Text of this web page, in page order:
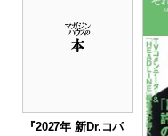
『2027年 新Dr.コパ